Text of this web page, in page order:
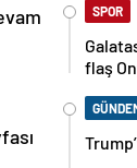
SPOR
flaş